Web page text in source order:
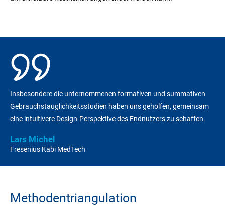
Insbesondere die unternommenen formativen und summativen
Gebrauchstauglichkeitsstudien haben uns geholfen, gemeinsam
eine intuitivere Design-Perspektive des Endnutzers zu schaffen.
Lars Michel
Fresenius Kabi MedTech
Methodentriangulation